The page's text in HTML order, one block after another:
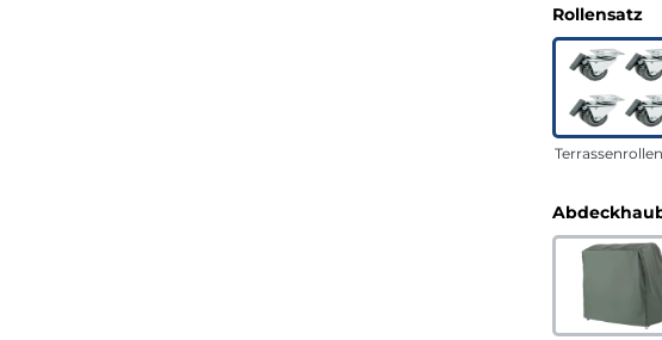
Rollensatz
Terrassenrollen